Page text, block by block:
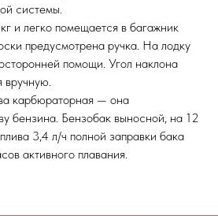
системы.
и легко помещается в багажник
предусмотрена ручка. На лодку
помощи. Угол наклона
вручную.
карбюраторная — она
бензина. Бензобак выносной, на 12
3,4 л/ч полной заправки бака
активного плавания.